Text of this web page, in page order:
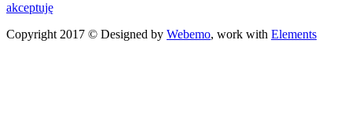
akceptuję
Copyright 2017 © Designed by Webemo, work with Elements